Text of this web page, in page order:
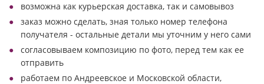
возможна как курьерская доставка, так и самовывоз
заказ можно сделать, зная только номер телефона
получателя - остальные детали мы уточним у него сами
согласовываем композицию по фото, перед тем как ее
отправить
работаем по Андреевское и Московской области,